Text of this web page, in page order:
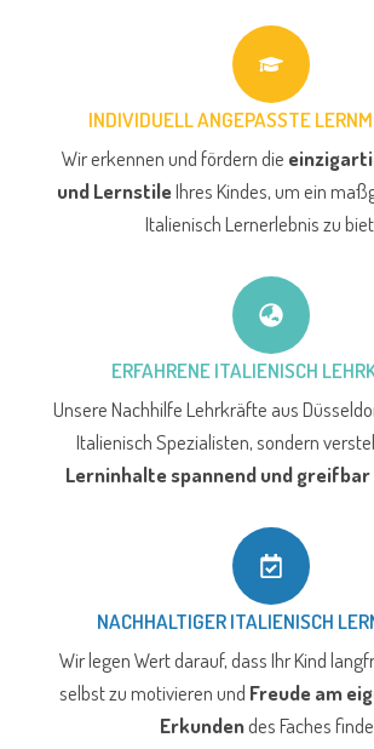
INDIVIDUELL ANGEPASSTE
Wir erkennen und fördern die
und LernstileIhres Kindes, um ein
Italienisch Lernerlebnis zu
ERFAHRENE ITALIENISCH
Unsere Nachhilfe Lehrkräfte aus
Italienisch Spezialisten, sondern
Lerninhalte spannend und greifbar
NACHHALTIGER ITALIENISCH
Wir legen Wert darauf, dass Ihr Kind
selbst zu motivieren und Freude am
Erkundendes Faches